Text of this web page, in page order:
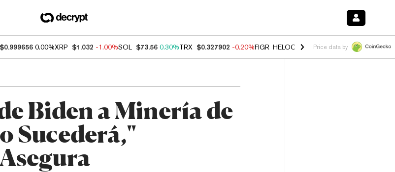
$0.999656 0.00%XRP $1.032 -1.00%SOL $73.56 0.30%TRX $0.327902 -0.20%FIGR_HELOC $1.035 1.50%HYPE $56.74
Price data by
Biden a Minería de
Sucederá,"